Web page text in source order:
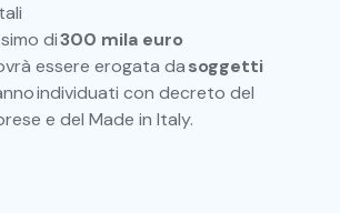
di300 mila euro
essere erogata dasoggetti
individuati con decreto del
e del Made in Italy.